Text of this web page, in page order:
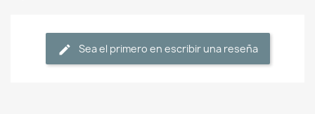
Sea el primero en escribir una reseña